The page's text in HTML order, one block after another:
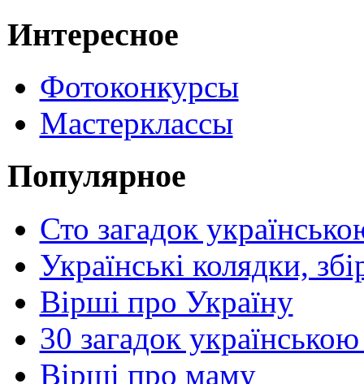
Интересное
Фотоконкурсы
Мастерклассы
Популярное
Сто загадок
Українські колядки,
Вірші про Україну
30 загадок
Вірші про маму